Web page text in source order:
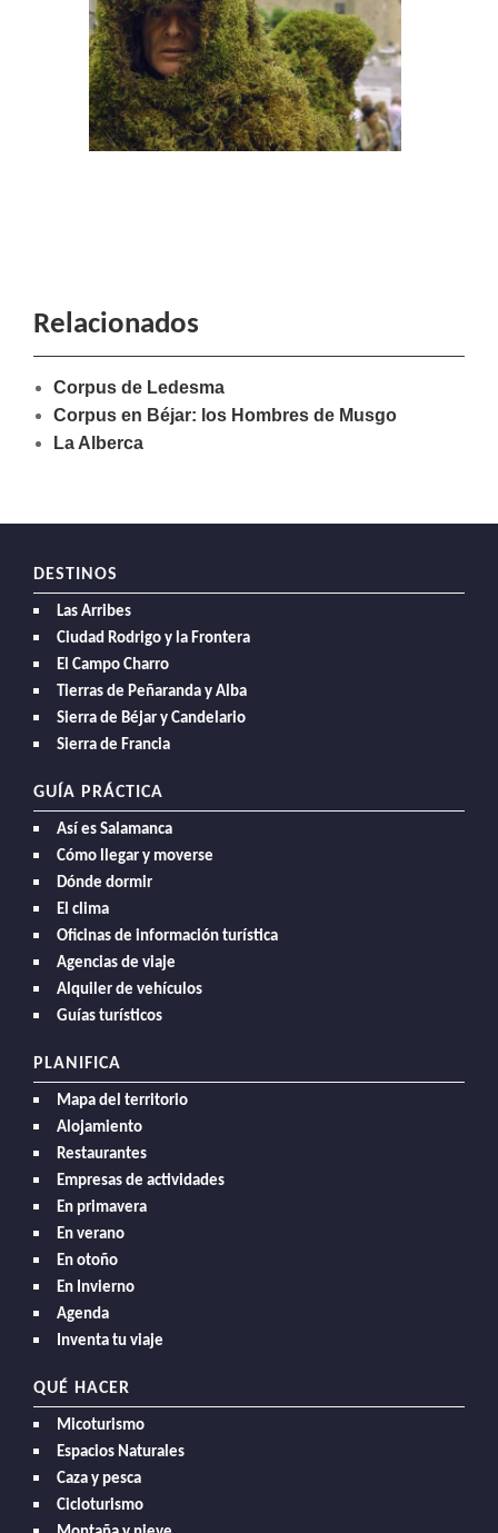
Relacionados
Corpus de Ledesma
Corpus en Béjar: los Hombres de Musgo
La Alberca
DESTINOS
Las Arribes
Ciudad Rodrigo y la Frontera
El Campo Charro
Tierras de Peñaranda y Alba
Sierra de Béjar y Candelario
Sierra de Francia
GUÍA PRÁCTICA
Así es Salamanca
Cómo llegar y moverse
Dónde dormir
El clima
Oficinas de información turística
Agencias de viaje
Alquiler de vehículos
Guías turísticos
PLANIFICA
Mapa del territorio
Alojamiento
Restaurantes
Empresas de actividades
En primavera
En verano
En otoño
En Invierno
Agenda
Inventa tu viaje
QUÉ HACER
Micoturismo
Espacios Naturales
Caza y pesca
Cicloturismo